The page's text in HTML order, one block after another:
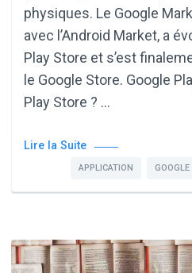
physiques. Le Google
avec l’Android Market, a
Play Store et s’est
le Google Store. Google
Play Store ? …
Lire la Suite
APPLICATION GOOGLE